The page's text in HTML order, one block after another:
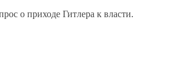
о приходе Гитлера к власти.